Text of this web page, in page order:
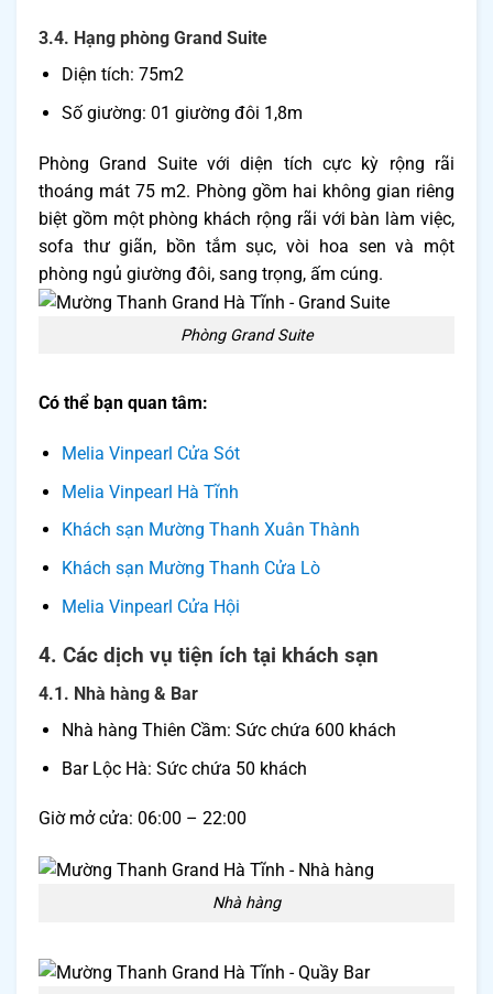
3.4. Hạng phòng Grand Suite
Diện tích: 75m2
Số giường: 01 giường đôi 1,8m
Phòng Grand Suite với diện tích cực kỳ rộng rãi
thoáng mát 75 m2. Phòng gồm hai không gian riêng
biệt gồm một phòng khách rộng rãi với bàn làm việc,
sofa thư giãn, bồn tắm sục, vòi hoa sen và một
phòng ngủ giường đôi, sang trọng, ấm cúng.
Phòng Grand Suite
Có thể bạn quan tâm:
Melia Vinpearl Cửa Sót
Melia Vinpearl Hà Tĩnh
Khách sạn Mường Thanh Xuân Thành
Khách sạn Mường Thanh Cửa Lò
Melia Vinpearl Cửa Hội
4. Các dịch vụ tiện ích tại khách sạn
4.1. Nhà hàng & Bar
Nhà hàng Thiên Cầm: Sức chứa 600 khách
Bar Lộc Hà: Sức chứa 50 khách
Giờ mở cửa: 06:00 – 22:00
Nhà hàng